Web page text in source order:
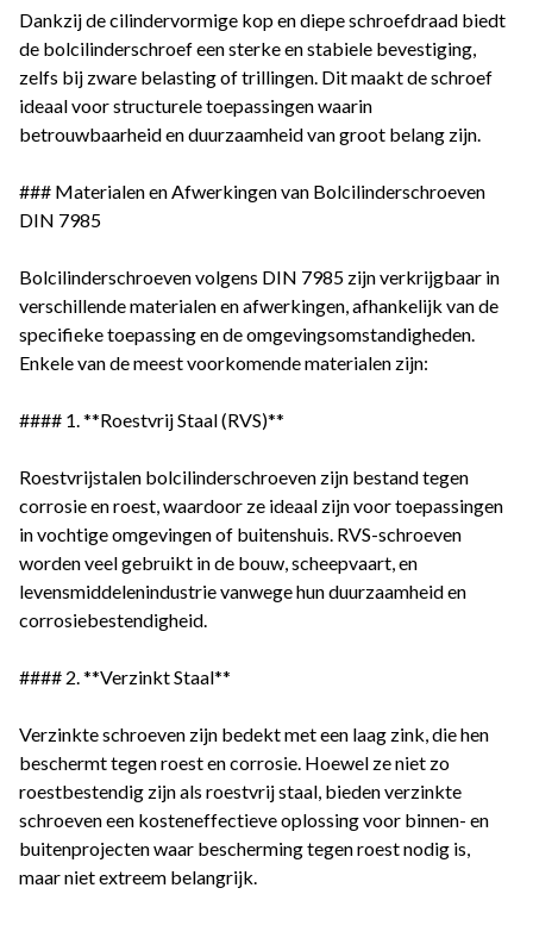
Dankzij de cilindervormige kop en diepe schroefdraad biedt
de bolcilinderschroef een sterke en stabiele bevestiging,
zelfs bij zware belasting of trillingen. Dit maakt de schroef
ideaal voor structurele toepassingen waarin
betrouwbaarheid en duurzaamheid van groot belang zijn.
### Materialen en Afwerkingen van Bolcilinderschroeven
DIN 7985
Bolcilinderschroeven volgens DIN 7985 zijn verkrijgbaar in
verschillende materialen en afwerkingen, afhankelijk van de
specifieke toepassing en de omgevingsomstandigheden.
Enkele van de meest voorkomende materialen zijn:
#### 1. **Roestvrij Staal (RVS)**
Roestvrijstalen bolcilinderschroeven zijn bestand tegen
corrosie en roest, waardoor ze ideaal zijn voor toepassingen
in vochtige omgevingen of buitenshuis. RVS-schroeven
worden veel gebruikt in de bouw, scheepvaart, en
levensmiddelenindustrie vanwege hun duurzaamheid en
corrosiebestendigheid.
#### 2. **Verzinkt Staal**
Verzinkte schroeven zijn bedekt met een laag zink, die hen
beschermt tegen roest en corrosie. Hoewel ze niet zo
roestbestendig zijn als roestvrij staal, bieden verzinkte
schroeven een kosteneffectieve oplossing voor binnen- en
buitenprojecten waar bescherming tegen roest nodig is,
maar niet extreem belangrijk.